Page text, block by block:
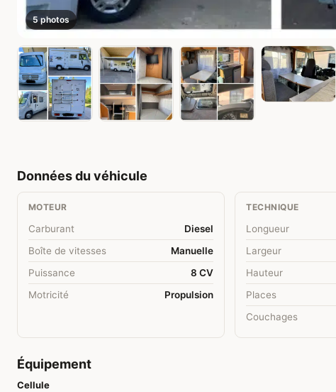
5 photos
Données du véhicule
MOTEUR
Carburant
Diesel
Boîte de vitesses
Manuelle
Puissance
8 CV
Motricité
Propulsion
TECHNIQUE
Longueur
Largeur
Hauteur
Places
Couchages
Équipement
Cellule